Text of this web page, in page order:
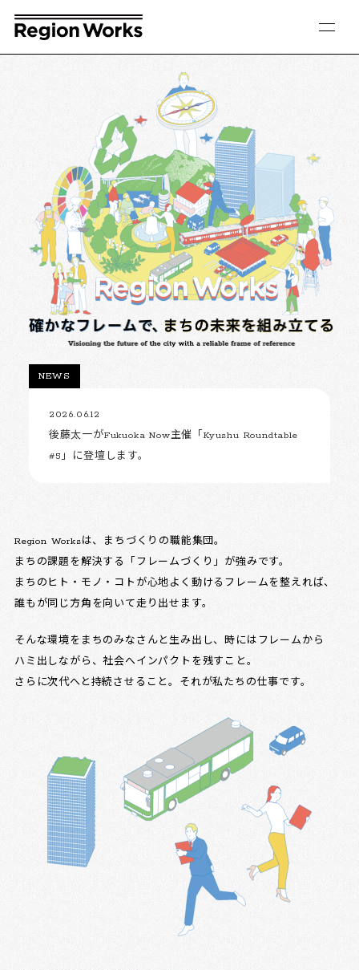
NEWS
2026.06.12
後藤太一がFukuoka Now主催「Kyushu Roundtable
#5」に登壇します。
Region Worksは、まちづくりの職能集団。
まちの課題を解決する「フレームづくり」が強みです。
まちのヒト・モノ・コトが心地よく動けるフレームを整えれば、
誰もが同じ方角を向いて走り出せます。
そんな環境をまちのみなさんと生み出し、時にはフレームから
ハミ出しながら、社会へインパクトを残すこと。
さらに次代へと持続させること。それが私たちの仕事です。